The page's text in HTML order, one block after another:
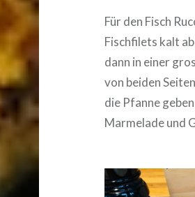
Für den Fisch
Fischfilets kalt
dann in einer
von beiden
die Pfanne
Marmelade und